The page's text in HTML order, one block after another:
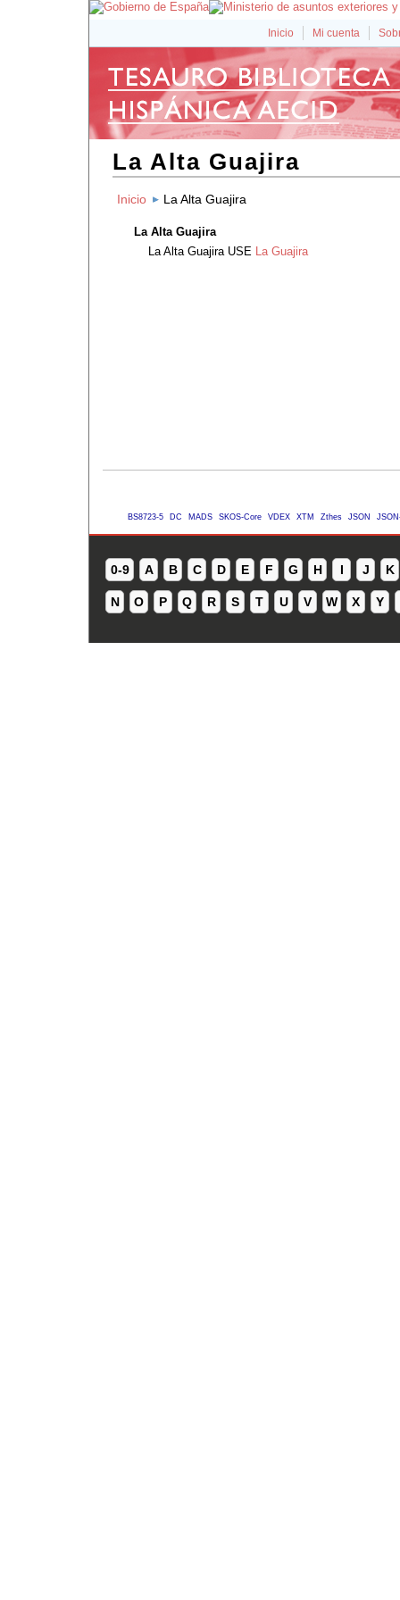
Inicio Mi cuenta
La Alta Guajira
Inicio La Alta Guajira
La Alta Guajira
La Alta GuajiraUSE La Guajira
BS8723-5 DC MADS SKOS-Core VDEX XTM Zthes JSON
0-9 A B C D E F G H I J K
N O P Q R S T U V W X Y